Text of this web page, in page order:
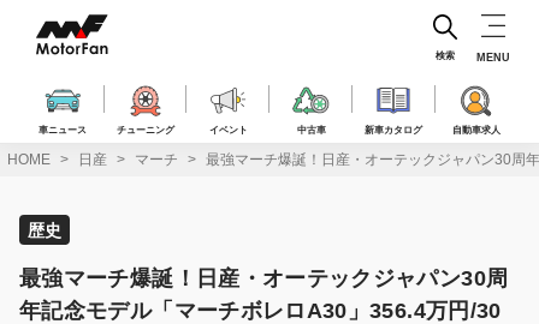
ス
車ニュース チューニング イベント 中古車 新車カタログ 自動車求人
検索 MENU
HOME 日産 マーチ 最強マーチ爆誕！日産・オーテックジャパン30周
歴史
最強マーチ爆誕！日産・オーテックジャパン30周
年記念モデル「マーチボレロA30」356.4万円/30